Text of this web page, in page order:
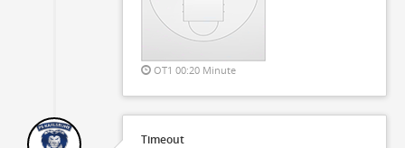
OT1 00:20 Minute
Timeout